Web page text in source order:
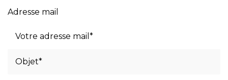
Adresse mail